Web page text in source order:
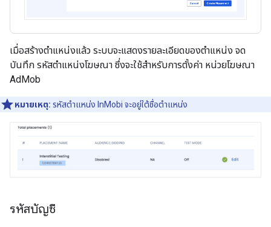
เมื่อสร้างตําแหน่งแล้ว ระบบจะแสดงรายละเอียดของตําแหน่ง จด
บันทึก รหัสตําแหน่งโฆษณา ซึ่งจะใช้สําหรับการตั้งค่า หน่วยโฆษณา
AdMob
หมายเหตุ: รหัสตำแหน่ง InMobi จะอยู่ใต้ชื่อตำแหน่ง
รหัสบัญชี